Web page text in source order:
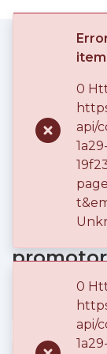
Communities
& Collections
Browse
Statistics
(current)
IPS - ESE -
Publication
item
0
api/
0
api/